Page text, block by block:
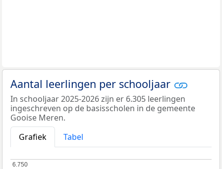
Aantal leerlingen per schooljaar
In schooljaar 2025-2026 zijn er 6.305 leerlingen
ingeschreven op de basisscholen in de gemeente
Gooise Meren.
Grafiek
Tabel
6.750
6.750